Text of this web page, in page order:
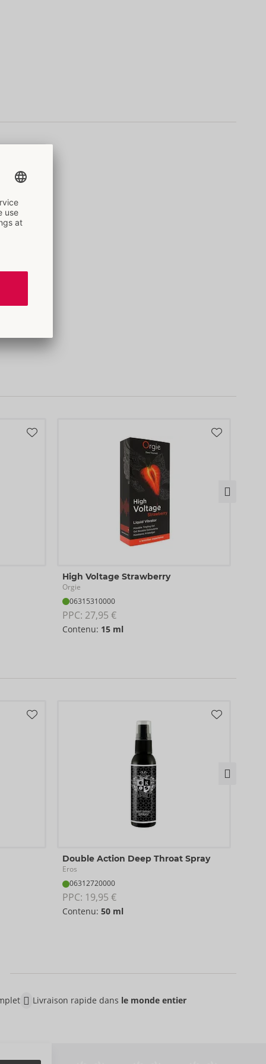
High Voltage Strawberry
Orgie
06315310000
PPC: 27,95 €
Contenu: 15 ml
Double Action Deep Throat Spray
Eros
06312720000
PPC: 19,95 €
Contenu: 50 ml
Livraison rapide dans le monde entier